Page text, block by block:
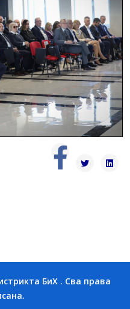
БиХ . Сва права